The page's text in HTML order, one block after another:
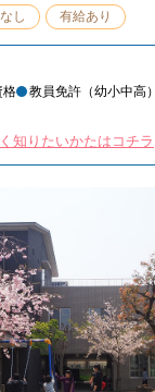
し 有給あり
格 教員免許（幼小中高）
知りたいかたはコチラ